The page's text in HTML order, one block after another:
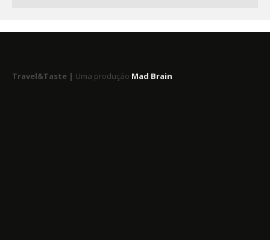
Travel&Taste | Uma produção Mad Brain